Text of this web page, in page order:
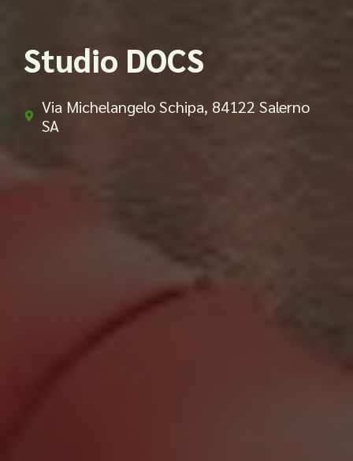
Studio DOCS
Via Michelangelo Schipa, 84122 Salerno
SA